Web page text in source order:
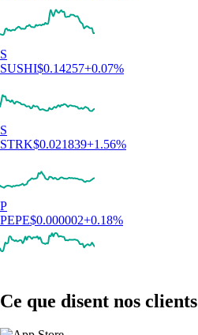
S
SUSHI$0.14257+0.07%
S
STRK$0.021839+1.56%
P
PEPE$0.000002+0.18%
Ce que disent nos clients